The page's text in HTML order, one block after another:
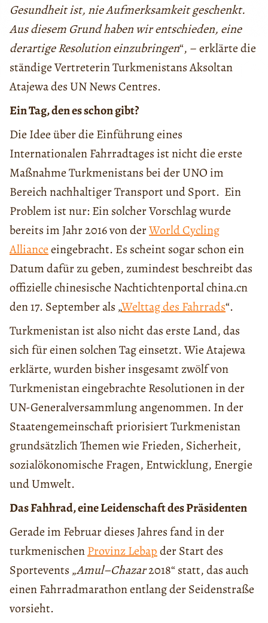
Gesundheit ist, nie Aufmerksamkeit geschenkt.
Aus diesem Grund haben wir entschieden, eine
derartige Resolution einzubringen“, – erklärte die
ständige Vertreterin Turkmenistans Aksoltan
Atajewa des UN News Centres.
Ein Tag, den es schon gibt?
Die Idee über die Einführung eines
Internationalen Fahrradtages ist nicht die erste
Maßnahme Turkmenistans bei der UNO im
Bereich nachhaltiger Transport und Sport. Ein
Problem ist nur: Ein solcher Vorschlag wurde
bereits im Jahr 2016 von derWorld Cycling
Allianceeingebracht. Es scheint sogar schon ein
Datum dafür zu geben, zumindest beschreibt das
offizielle chinesische Nachtichtenportal china.cn
den 17. September als „Welttag des Fahrrads“.
Turkmenistan ist also nicht das erste Land, das
sich für einen solchen Tag einsetzt. Wie Atajewa
erklärte, wurden bisher insgesamt zwölf von
Turkmenistan eingebrachte Resolutionen in der
UN-Generalversammlung angenommen. In der
Staatengemeinschaft priorisiert Turkmenistan
grundsätzlich Themen wie Frieden, Sicherheit,
sozialökonomische Fragen, Entwicklung, Energie
und Umwelt.
Das Fahhrad, eine Leidenschaft des Präsidenten
Gerade im Februar dieses Jahres fand in der
turkmenischenProvinz Lebapder Start des
Sportevents „Amul–Chazar2018“ statt, das auch
einen Fahrradmarathon entlang der Seidenstraße
vorsieht.